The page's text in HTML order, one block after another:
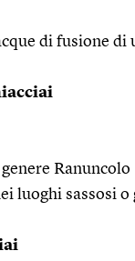
di fusione di
Ranuncolo
luoghi sassosi